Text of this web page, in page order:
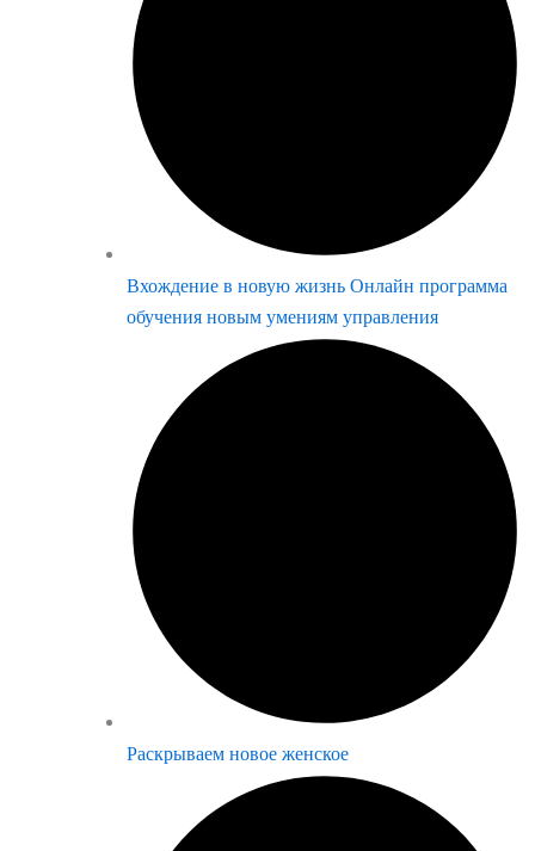
Вхождение в новую жизнь Онлайн программа
обучения новым умениям управления
Раскрываем новое женское